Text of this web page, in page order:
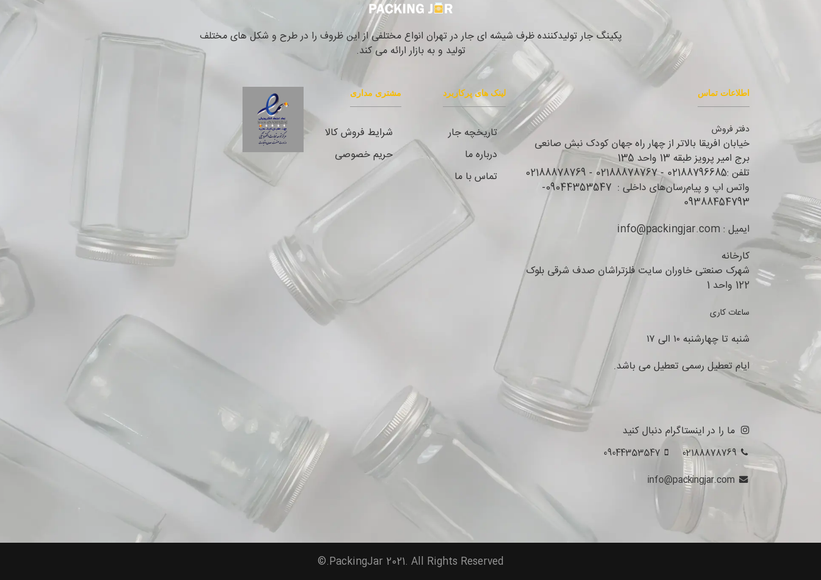
پکینگ جار تولیدکننده ظرف شیشه ای جار در تهران انواع مختلفی از این ظروف را در طرح و شکل های مختلف
تولید و به بازار ارائه می کند.
اطلاعات تماس
دفتر فروش
خیابان افریقا بالاتر از چهار راه جهان کودک نبش صانعی
برج امیر پرویز طبقه 13 واحد 135
تلفن :02188796685 - 02188878767 - 02188878769
واتس اپ و پیام‌رسان‌های داخلی : 09044353547-
09388454793
ایمیل : info@packingjar.com
کارخانه
شهرک صنعتی خاوران سایت فلزتراشان صدف شرقی بلوک
122 واحد 1
ساعات کاری
شنبه تا چهارشنبه ۱۰ الی ۱۷
ایام تعطیل رسمی تعطیل می باشد.
ما را در اینستاگرام دنبال کنید
02188878769
09044353547
info@packingjar.com
لینک های پرکاربرد
تاریخچه جار
درباره ما
تماس با ما
مشتری مداری
شرایط فروش کالا
حریم خصوصی
PackingJar 2021. All Rights Reserved.©